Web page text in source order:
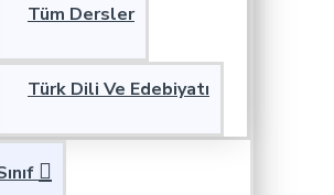
Tüm Dersler
Türk Dili Ve Edebiyatı